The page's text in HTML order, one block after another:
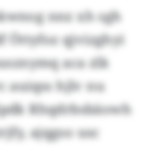
nnz xh sgh
Öttyfoz qjvizghyi
aca zlk
auiqss hjlv nu
Rhqdrbsbäowh
ajqgso usc